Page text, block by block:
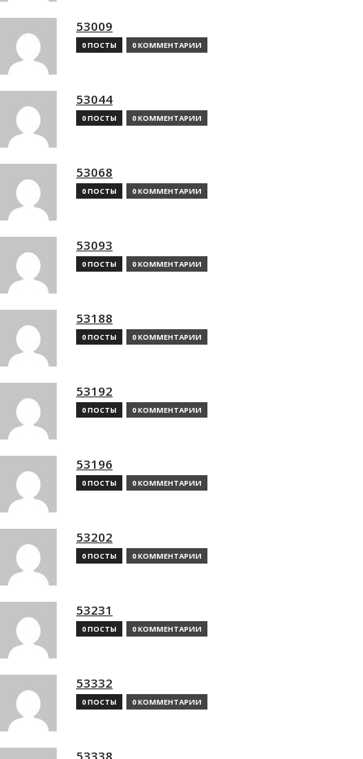
53009
0 ПОСТЫ 0 КОММЕНТАРИИ
53044
0 ПОСТЫ 0 КОММЕНТАРИИ
53068
0 ПОСТЫ 0 КОММЕНТАРИИ
53093
0 ПОСТЫ 0 КОММЕНТАРИИ
53188
0 ПОСТЫ 0 КОММЕНТАРИИ
53192
0 ПОСТЫ 0 КОММЕНТАРИИ
53196
0 ПОСТЫ 0 КОММЕНТАРИИ
53202
0 ПОСТЫ 0 КОММЕНТАРИИ
53231
0 ПОСТЫ 0 КОММЕНТАРИИ
53332
0 ПОСТЫ 0 КОММЕНТАРИИ
53338